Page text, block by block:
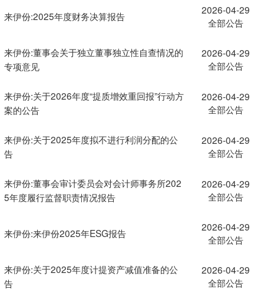
来伊份:2025年度财务决算报告
2026-04-29
全部公告
来伊份:董事会关于独立董事独立性自查情况的
专项意见
2026-04-29
全部公告
来伊份:关于2026年度“提质增效重回报”行动方
案的公告
2026-04-29
全部公告
来伊份:关于2025年度拟不进行利润分配的公
告
2026-04-29
全部公告
来伊份:董事会审计委员会对会计师事务所202
5年度履行监督职责情况报告
2026-04-29
全部公告
来伊份:来伊份2025年ESG报告
2026-04-29
全部公告
来伊份:关于2025年度计提资产减值准备的公
告
2026-04-29
全部公告